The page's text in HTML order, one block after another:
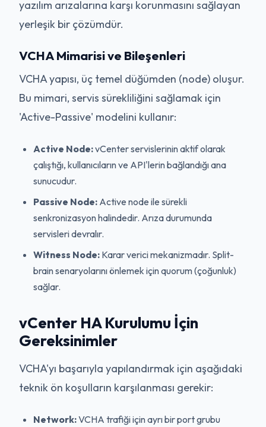
yazılım arızalarına karşı korunmasını sağlayan
yerleşik bir çözümdür.
VCHA Mimarisi ve Bileşenleri
VCHA yapısı, üç temel düğümden (node) oluşur.
Bu mimari, servis sürekliliğini sağlamak için
'Active-Passive' modelini kullanır:
Active Node:vCenter servislerinin aktif olarak
çalıştığı, kullanıcıların ve API'lerin bağlandığı ana
sunucudur.
Passive Node: Active node ile sürekli
senkronizasyon halindedir. Arıza durumunda
servisleri devralır.
Witness Node: Karar verici mekanizmadır. Split-
brain senaryolarını önlemek için quorum (çoğunluk)
sağlar.
vCenter HA Kurulumu İçin
Gereksinimler
VCHA'yı başarıyla yapılandırmak için aşağıdaki
teknik ön koşulların karşılanması gerekir:
Network:VCHA trafiği için ayrı bir port grubu